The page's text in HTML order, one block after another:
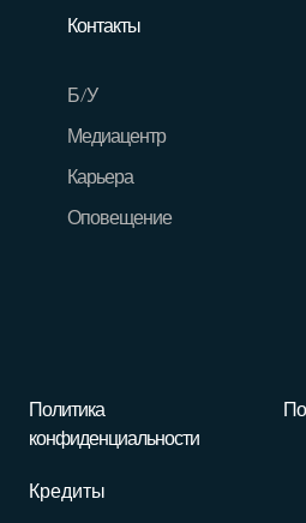
Контакты
Б/У
Медиацентр
Карьера
Оповещение
Политика
конфиденциальности
Кредиты